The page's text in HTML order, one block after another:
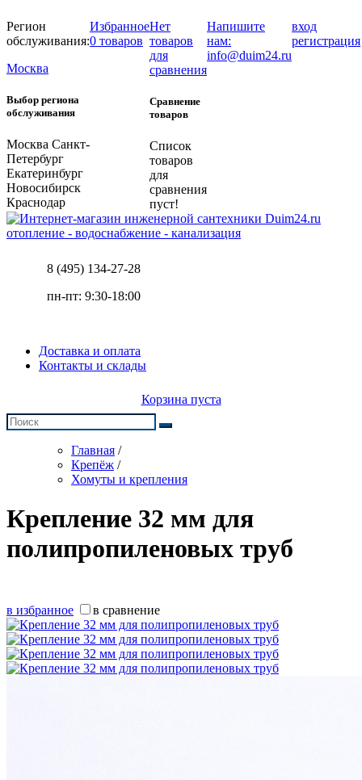
Регион
обслуживания:
Москва
Выбор региона
обслуживания
Москва Санкт-
Петербург
Екатеринбург
Новосибирск
Краснодар
Избранное
0 товаров
Нет
товаров
для
сравнения
Сравнение
товаров
Список
товаров
для
сравнения
пуст!
Напишите
нам:
info@duim24.ru
вход
регистрация
отопление - водоснабжение - канализация
8 (495) 134-27-28
пн-пт: 9:30-18:00
Доставка и оплата
Контакты и склады
Корзина пуста
Главная /
Крепёж /
Хомуты и крепления
Крепление 32 мм для
полипропиленовых труб
в избранное в сравнение